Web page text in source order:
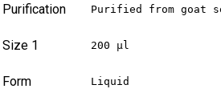
Purification Purified from goat
Size 1 200 µl
Form Liquid